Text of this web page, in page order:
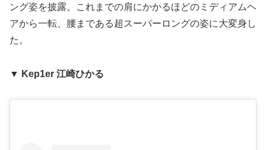
ング姿を披露。これまでの肩にかかるほどのミディアムヘ
アから一転、腰まである超スーパーロングの姿に大変身し
た。
▼ Kep1er 江崎ひかる